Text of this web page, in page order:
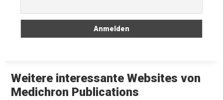
Weitere interessante Websites von
Medichron Publications